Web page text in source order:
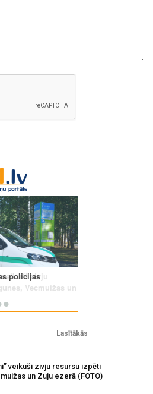
Lasītākās
veikuši zivju resursu izpēti
un Zuju ezerā (FOTO)